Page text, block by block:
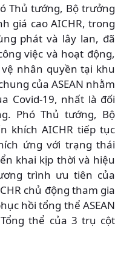
Thủ tướng, Bộ trưởng
giá cao AICHR, trong
phát và lây lan, đã
việc và hoạt động,
nhân quyền tại khu
của ASEAN nhằm
Covid-19, nhất là đối
Phó Thủ tướng, Bộ
khích AICHR tiếp tục
ứng với trạng thái
khai kịp thời và hiệu
trình ưu tiên của
chủ động tham gia
hồi tổng thể ASEAN
thể của 3 trụ cột